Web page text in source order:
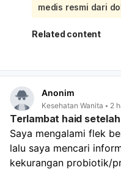
sangat mungkin
akibat penghentian
memang bisa butuh
dalam beberapa
Jika darah sangat
atau Anda sampai
diperiksa.
Jika ada
kehamilan, karena
perlindungan tetap
medis resmi dari
Related content
Anonim
Kesehatan Wanita 2
Terlambat haid
Saya mengalami flek
lalu saya mencari
kekurangan probiotik/